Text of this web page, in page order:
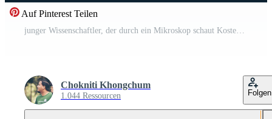
Auf Pinterest Teilen
junger Wissenschaftler, der durch ein Mikroskop schaut Kostenloses Video
Chokniti Khongchum
1.044 Ressourcen Folgen